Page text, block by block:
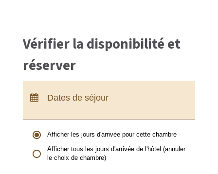
Vérifier la disponibilité et
réserver
Départ : Aucun choix
Dates de séjour
Afficher les jours d'arrivée pour cette chambre
Afficher tous les jours d'arrivée de l'hôtel (annuler
le choix de chambre)